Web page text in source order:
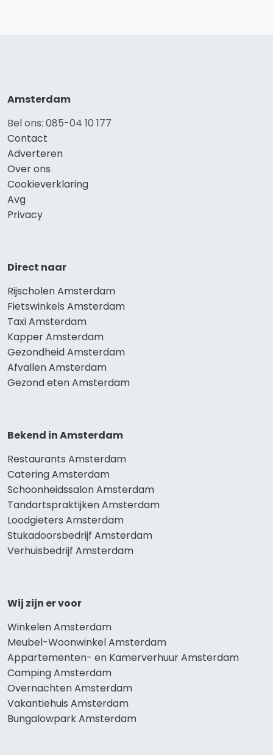
Amsterdam
Bel ons: 085-04 10 177
Contact
Adverteren
Over ons
Cookieverklaring
Avg
Privacy
Direct naar
Rijscholen Amsterdam
Fietswinkels Amsterdam
Taxi Amsterdam
Kapper Amsterdam
Gezondheid Amsterdam
Afvallen Amsterdam
Gezond eten Amsterdam
Bekend in Amsterdam
Restaurants Amsterdam
Catering Amsterdam
Schoonheidssalon Amsterdam
Tandartspraktijken Amsterdam
Loodgieters Amsterdam
Stukadoorsbedrijf Amsterdam
Verhuisbedrijf Amsterdam
Wij zijn er voor
Winkelen Amsterdam
Meubel-Woonwinkel Amsterdam
Appartementen- en Kamerverhuur Amsterdam
Camping Amsterdam
Overnachten Amsterdam
Vakantiehuis Amsterdam
Bungalowpark Amsterdam